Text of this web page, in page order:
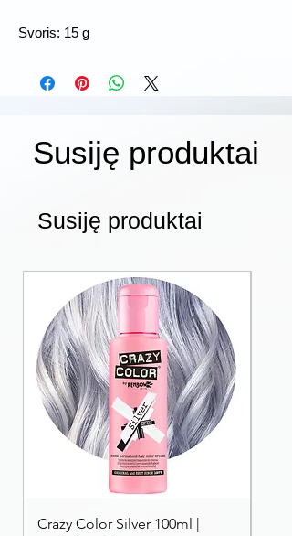
Svoris: 15 g
Susiję produktai
Susiję produktai
Crazy Color Silver 100ml |